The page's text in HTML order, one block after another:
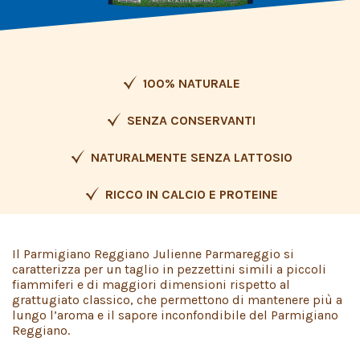
100% NATURALE
SENZA CONSERVANTI
NATURALMENTE SENZA LATTOSIO
RICCO IN CALCIO E PROTEINE
Il Parmigiano Reggiano Julienne Parmareggio si
caratterizza per un taglio in pezzettini simili a piccoli
fiammiferi e di maggiori dimensioni rispetto al
grattugiato classico, che permettono di mantenere più a
lungo l’aroma e il sapore inconfondibile del Parmigiano
Reggiano.